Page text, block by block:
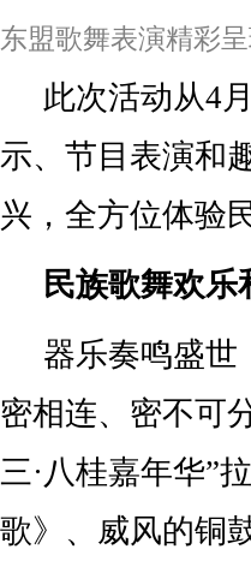
东盟歌舞表演精彩
此次活动从4
示、节目表演和
兴，全方位体验
民族歌舞欢乐
器乐奏鸣盛世
密相连、密不可
三·八桂嘉年华”
歌》、威风的铜